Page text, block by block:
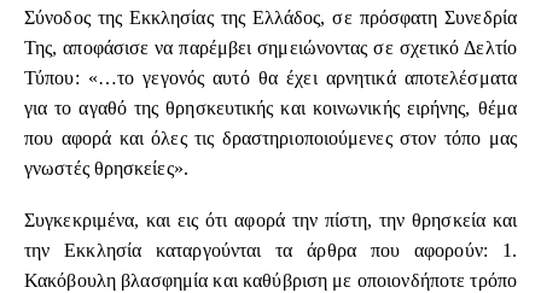
Σύνοδος της Εκκλησίας της Ελλάδος, σε πρόσφατη Συνεδρία
Της, αποφάσισε να παρέμβει σημειώνοντας σε σχετικό Δελτίο
Τύπου: «…το γεγονός αυτό θα έχει αρνητικά αποτελέσματα
για το αγαθό της θρησκευτικής και κοινωνικής ειρήνης, θέμα
που αφορά και όλες τις δραστηριοποιούμενες στον τόπο μας
γνωστές θρησκείες».
Συγκεκριμένα, και εις ότι αφορά την πίστη, την θρησκεία και
την Εκκλησία καταργούνται τα άρθρα που αφορούν: 1.
Κακόβουλη βλασφημία και καθύβριση με οποιονδήποτε τρόπο